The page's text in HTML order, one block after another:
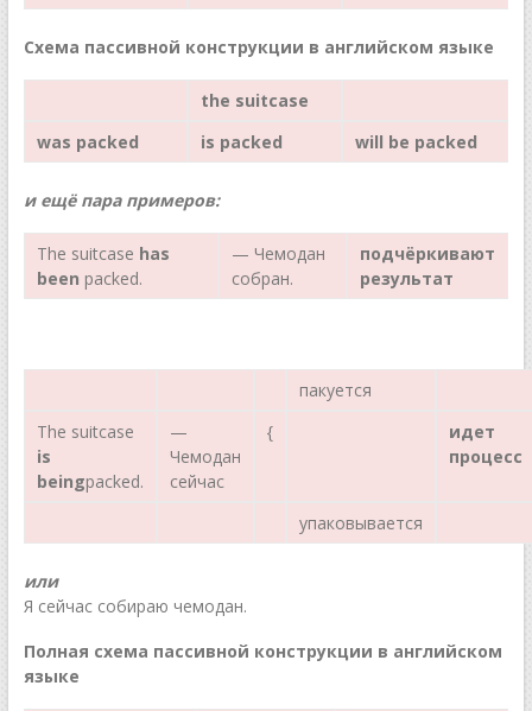
Схема пассивной конструкции в английском языке
the suitcase
was packed is packed will be packed
и ещё пара примеров:
The suitcase has
bееn packed.
— Чемодан
собран.
подчёркивают
результат
пакуется
The suitcase
is
beingpacked.
—
Чемодан
сейчас
{
идет
процесс
упаковывается
или
Я сейчас собираю чемодан.
Полная схема пассивной конструкции в английском
языке